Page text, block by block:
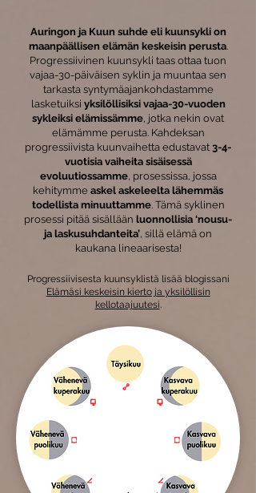
Auringon ja Kuun suhde eli kuunsykli on
maanpäällisen elämän keskeisin perusta.
Progressiivinen kuunsykli taas ottaa tuon
vajaa-30-päiväisen syklin ja muuntaa sen
tarkasta syntymäajankohdastamme
lasketuiksi yksilöllisiksi vajaa-30-vuoden
sykleiksi elämissämme, jotka nekin ovat
elämämme perusta. Kahdeksan
progressiivista kuunvaihetta edustavat 3-4-
vuotisia vaiheita sisäisessä
evoluutiossamme, prosessissa, jossa
kehitymme askel askeleelta lähemmäs
todellista minuuttamme. Tämä syklinen
prosessi pitää sisällään luonnollisia ‘nousu-
ja laskusuhdanteita’, sillä elämä on
kaukana lineaarisesta!
Progressiivisesta kuunsyklistä lisää blogissani
Elämäsi keskeisin kierto ja yksilöllisin
kellotaajuutesi.